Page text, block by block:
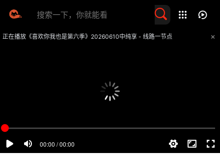
正在播放《喜欢你我也是第六季》20260610中纯享 - 线路一节点